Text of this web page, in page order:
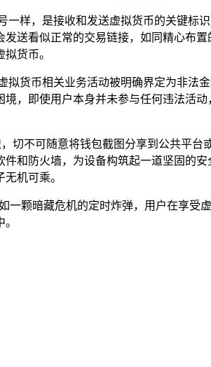
样，是接收和发送虚拟货币的关键标
送看似正常的交易链接，如同精心布
货币。
货币相关业务活动被明确界定为非法
，即使用户本身并未参与任何违法活
切不可随意将钱包截图分享到公共平
和防火墙，为设备构筑起一道坚固的
机可乘。
颗暗藏危机的定时炸弹，用户在享受